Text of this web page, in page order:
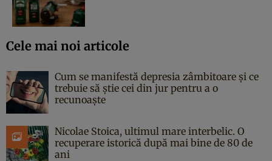
Cele mai noi articole
Cum se manifestă depresia zâmbitoare și ce
trebuie să știe cei din jur pentru a o
recunoaște
Nicolae Stoica, ultimul mare interbelic. O
recuperare istorică după mai bine de 80 de
ani